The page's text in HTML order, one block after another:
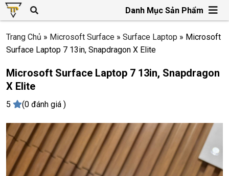
Danh Mục Sản Phẩm
Trang Chủ » Microsoft Surface » Surface Laptop » Microsoft
Surface Laptop 7 13in, Snapdragon X Elite
Microsoft Surface Laptop 7 13in, Snapdragon
X Elite
5 (0 đánh giá )